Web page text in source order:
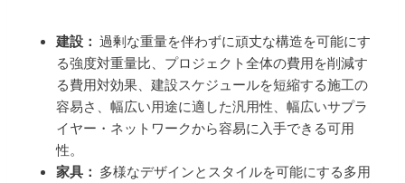
建設： 過剰な重量を伴わずに頑丈な構造を可能にす
る強度対重量比、プロジェクト全体の費用を削減す
る費用対効果、建設スケジュールを短縮する施工の
容易さ、幅広い用途に適した汎用性、幅広いサプラ
イヤー・ネットワークから容易に入手できる可用
性。
家具： 多様なデザインとスタイルを可能にする多用